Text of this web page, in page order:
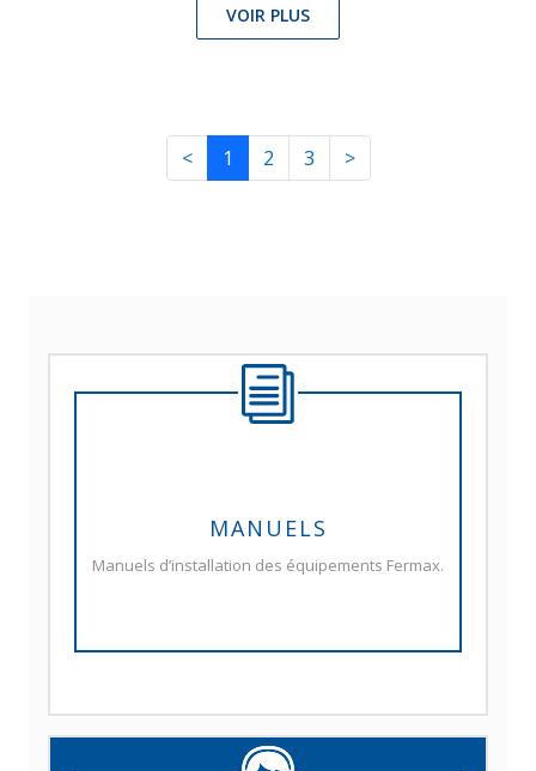
VOIR PLUS
< 1 2 3 >
MANUELS
Manuels d’installation des équipements Fermax.